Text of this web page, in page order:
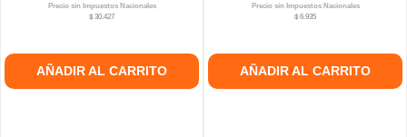
Precio sin Impuestos Nacionales
$ 30.427
AÑADIR AL CARRITO
Precio sin Impuestos Nacionales
$ 6.935
AÑADIR AL CARRITO